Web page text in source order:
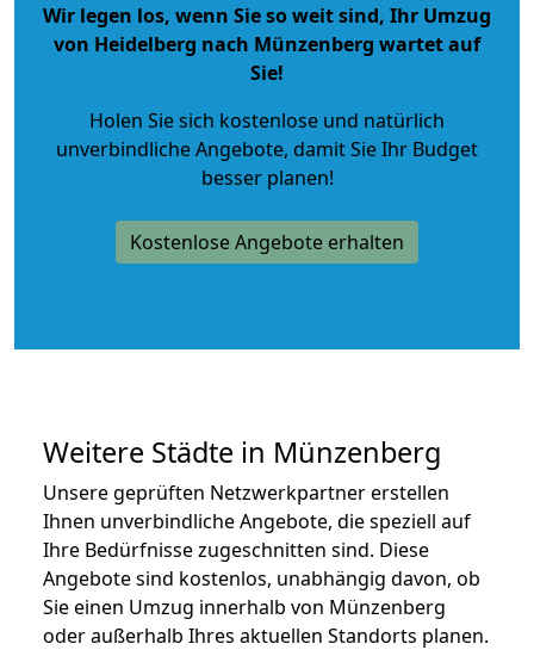
Wir legen los, wenn Sie so weit sind, Ihr Umzug
von Heidelberg nach Münzenberg wartet auf
Sie!
Holen Sie sich kostenlose und natürlich
unverbindliche Angebote, damit Sie Ihr Budget
besser planen!
Kostenlose Angebote erhalten
Weitere Städte in Münzenberg
Unsere geprüften Netzwerkpartner erstellen
Ihnen unverbindliche Angebote, die speziell auf
Ihre Bedürfnisse zugeschnitten sind. Diese
Angebote sind kostenlos, unabhängig davon, ob
Sie einen Umzug innerhalb von Münzenberg
oder außerhalb Ihres aktuellen Standorts planen.